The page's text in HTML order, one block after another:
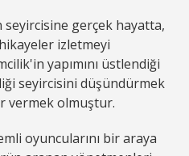
gerçek hayatta,
izletmeyi
yapımını üstlendiği
seyircisini düşündürmek
vermek olmuştur.
oyuncularını bir araya